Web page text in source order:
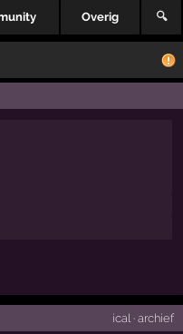
Overig 🔍
ical · archief